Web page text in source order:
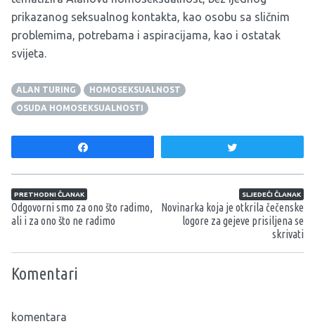
prikazanog seksualnog kontakta, kao osobu sa sličnim
problemima, potrebama i aspiracijama, kao i ostatak
svijeta.
ALAN TURING
HOMOSEKSUALNOST
OSUDA HOMOSEKSUALNOSTI
Navigacija članaka
PRETHODNI ČLANAK
Odgovorni smo za ono što radimo,
ali i za ono što ne radimo
SLJEDEĆI ČLANAK
Novinarka koja je otkrila čečenske
logore za gejeve prisiljena se
skrivati
Komentari
komentara